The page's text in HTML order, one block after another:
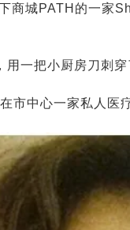
商城PATH的一家
一把小厨房刀刺穿
市中心一家私人医